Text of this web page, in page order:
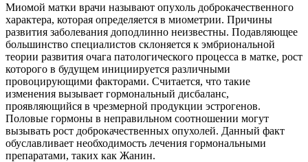
Миомой матки врачи называют опухоль доброкачественного
характера, которая определяется в миометрии. Причины
развития заболевания доподлинно неизвестны. Подавляющее
большинство специалистов склоняется к эмбриональной
теории развития очага патологического процесса в матке, рост
которого в будущем инициируется различными
провоцирующими факторами. Считается, что такие
изменения вызывает гормональный дисбаланс,
проявляющийся в чрезмерной продукции эстрогенов.
Половые гормоны в неправильном соотношении могут
вызывать рост доброкачественных опухолей. Данный факт
обуславливает необходимость лечения гормональными
препаратами, таких как Жанин.